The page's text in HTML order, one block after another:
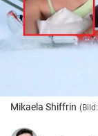
© Krone
Mikaela Shiffrin